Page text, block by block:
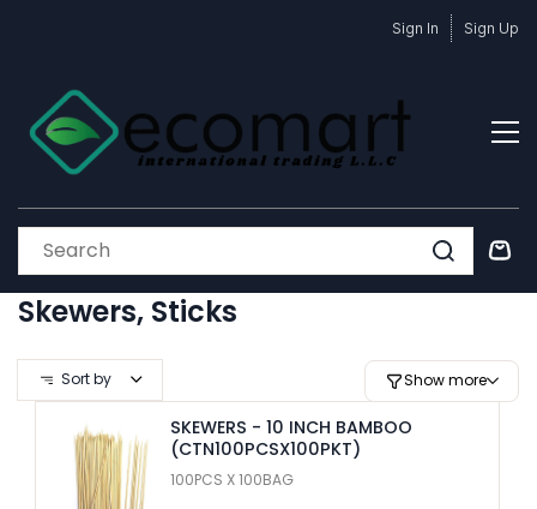
Sign In Sign Up
Skewers, Sticks
Sort by Show more
SKEWERS - 10 INCH BAMBOO
(CTN100PCSX100PKT)
100PCS X 100BAG